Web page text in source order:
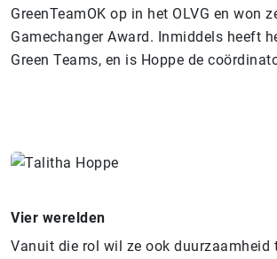
GreenTeamOK op in het OLVG en won
Gamechanger Award. Inmiddels heeft
Green Teams, en is Hoppe de
Vier werelden
Vanuit die rol wil ze ook duurzaamheid